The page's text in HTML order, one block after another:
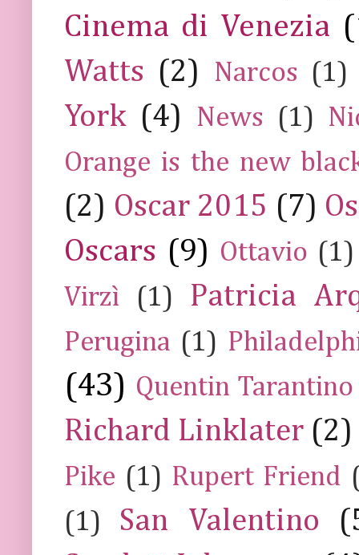
Cinema di Venezia
Watts (2) Narcos (1)
York (4) News (1)
Orange is the new
(2) Oscar 2015 (7)
Oscars (9) Ottavio (1)
Virzì
(1) Patricia
Perugina (1)
(43) Quentin Tarantino
Richard Linklater (2)
Pike (1) Rupert Friend
(1)
San Valentino